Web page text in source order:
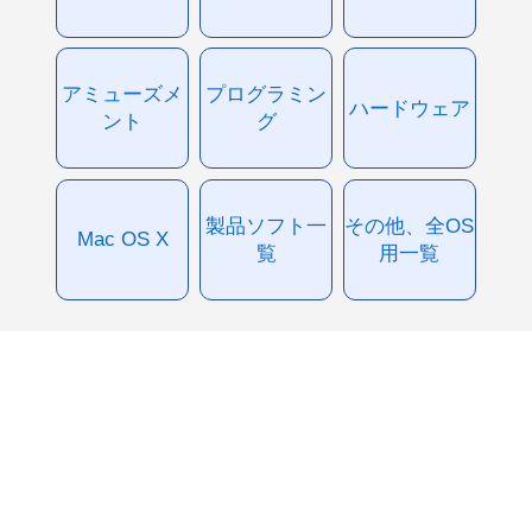
アミューズメ
ント
プログラミン
グ
ハードウェア
Mac OS X
製品ソフト一
覧
その他、全OS
用一覧